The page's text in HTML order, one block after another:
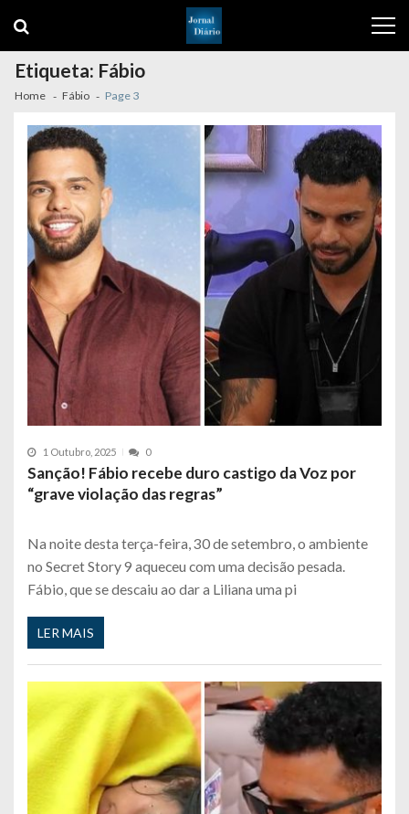
navigation
content
Etiqueta: Fábio
Home Fábio Page 3
1 Outubro, 2025 0
Sanção! Fábio recebe duro castigo da Voz por
“grave violação das regras”
Na noite desta terça-feira, 30 de setembro, o ambiente
no Secret Story 9 aqueceu com uma decisão pesada.
Fábio, que se descaiu ao dar a Liliana uma pi
LER MAIS